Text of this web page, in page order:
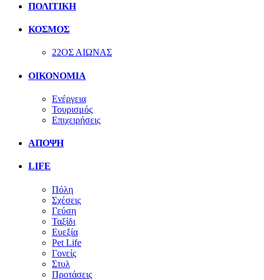
ΠΟΛΙΤΙΚΗ
ΚΟΣΜΟΣ
22ΟΣ ΑΙΩΝΑΣ
ΟΙΚΟΝΟΜΙΑ
Ενέργεια
Τουρισμός
Επιχειρήσεις
ΑΠΟΨΗ
LIFE
Πόλη
Σχέσεις
Γεύση
Ταξίδι
Ευεξία
Pet Life
Γονείς
Στυλ
Προτάσεις